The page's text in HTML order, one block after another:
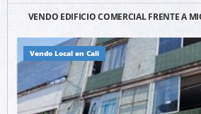
VENDO EDIFICIO COMERCIAL FRENTE A
Vendo Local en Cali